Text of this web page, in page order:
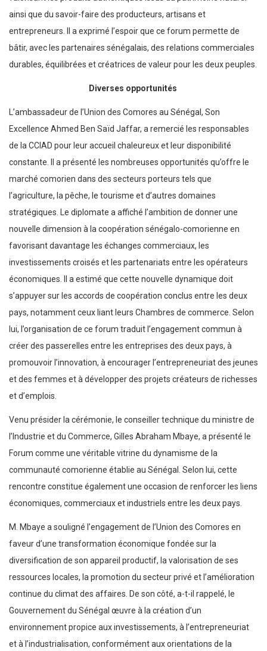
ainsi que du savoir-faire des producteurs, artisans et
entrepreneurs. Il a exprimé l’espoir que ce forum permette de
bâtir, avec les partenaires sénégalais, des relations commerciales
durables, équilibrées et créatrices de valeur pour les deux peuples.
Diverses opportunités
L’ambassadeur de l’Union des Comores au Sénégal, Son
Excellence Ahmed Ben Saïd Jaffar, a remercié les responsables
de la CCIAD pour leur accueil chaleureux et leur disponibilité
constante. Il a présenté les nombreuses opportunités qu’offre le
marché comorien dans des secteurs porteurs tels que
l’agriculture, la pêche, le tourisme et d’autres domaines
stratégiques. Le diplomate a affiché l’ambition de donner une
nouvelle dimension à la coopération sénégalo-comorienne en
favorisant davantage les échanges commerciaux, les
investissements croisés et les partenariats entre les opérateurs
économiques. Il a estimé que cette nouvelle dynamique doit
s’appuyer sur les accords de coopération conclus entre les deux
pays, notamment ceux liant leurs Chambres de commerce. Selon
lui, l’organisation de ce forum traduit l’engagement commun à
créer des passerelles entre les entreprises des deux pays, à
promouvoir l’innovation, à encourager l’entrepreneuriat des jeunes
et des femmes et à développer des projets créateurs de richesses
et d’emplois.
Venu présider la cérémonie, le conseiller technique du ministre de
l’Industrie et du Commerce, Gilles Abraham Mbaye, a présenté le
Forum comme une véritable vitrine du dynamisme de la
communauté comorienne établie au Sénégal. Selon lui, cette
rencontre constitue également une occasion de renforcer les liens
économiques, commerciaux et industriels entre les deux pays.
M. Mbaye a souligné l’engagement de l’Union des Comores en
faveur d’une transformation économique fondée sur la
diversification de son appareil productif, la valorisation de ses
ressources locales, la promotion du secteur privé et l’amélioration
continue du climat des affaires. De son côté, a-t-il rappelé, le
Gouvernement du Sénégal œuvre à la création d’un
environnement propice aux investissements, à l’entrepreneuriat
et à l’industrialisation, conformément aux orientations de la